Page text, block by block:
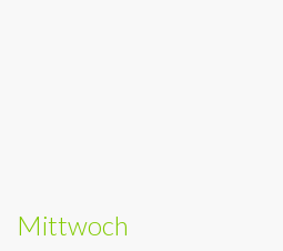
Mittwoch